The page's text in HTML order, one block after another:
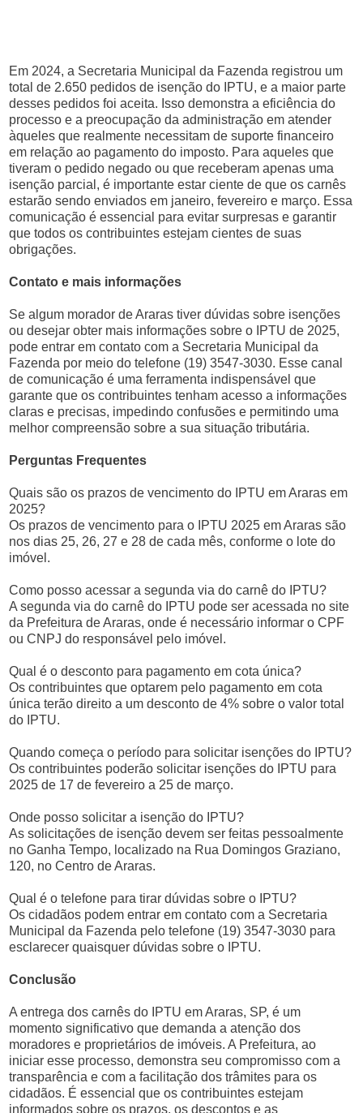
Em 2024, a Secretaria Municipal da Fazenda registrou um
total de 2.650 pedidos de isenção do IPTU, e a maior parte
desses pedidos foi aceita. Isso demonstra a eficiência do
processo e a preocupação da administração em atender
àqueles que realmente necessitam de suporte financeiro
em relação ao pagamento do imposto. Para aqueles que
tiveram o pedido negado ou que receberam apenas uma
isenção parcial, é importante estar ciente de que os carnês
estarão sendo enviados em janeiro, fevereiro e março. Essa
comunicação é essencial para evitar surpresas e garantir
que todos os contribuintes estejam cientes de suas
obrigações.
Contato e mais informações
Se algum morador de Araras tiver dúvidas sobre isenções
ou desejar obter mais informações sobre o IPTU de 2025,
pode entrar em contato com a Secretaria Municipal da
Fazenda por meio do telefone (19) 3547-3030. Esse canal
de comunicação é uma ferramenta indispensável que
garante que os contribuintes tenham acesso a informações
claras e precisas, impedindo confusões e permitindo uma
melhor compreensão sobre a sua situação tributária.
Perguntas Frequentes
Quais são os prazos de vencimento do IPTU em Araras em
2025?
Os prazos de vencimento para o IPTU 2025 em Araras são
nos dias 25, 26, 27 e 28 de cada mês, conforme o lote do
imóvel.
Como posso acessar a segunda via do carnê do IPTU?
A segunda via do carnê do IPTU pode ser acessada no site
da Prefeitura de Araras, onde é necessário informar o CPF
ou CNPJ do responsável pelo imóvel.
Qual é o desconto para pagamento em cota única?
Os contribuintes que optarem pelo pagamento em cota
única terão direito a um desconto de 4% sobre o valor total
do IPTU.
Quando começa o período para solicitar isenções do IPTU?
Os contribuintes poderão solicitar isenções do IPTU para
2025 de 17 de fevereiro a 25 de março.
Onde posso solicitar a isenção do IPTU?
As solicitações de isenção devem ser feitas pessoalmente
no Ganha Tempo, localizado na Rua Domingos Graziano,
120, no Centro de Araras.
Qual é o telefone para tirar dúvidas sobre o IPTU?
Os cidadãos podem entrar em contato com a Secretaria
Municipal da Fazenda pelo telefone (19) 3547-3030 para
esclarecer quaisquer dúvidas sobre o IPTU.
Conclusão
A entrega dos carnês do IPTU em Araras, SP, é um
momento significativo que demanda a atenção dos
moradores e proprietários de imóveis. A Prefeitura, ao
iniciar esse processo, demonstra seu compromisso com a
transparência e com a facilitação dos trâmites para os
cidadãos. É essencial que os contribuintes estejam
informados sobre os prazos, os descontos e as